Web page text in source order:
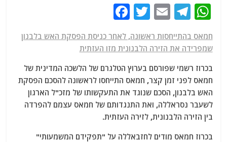
W
at
s
A
p
p
T
e
g
ra
m
E
ai
l
T
w
itt
er
c
e
b
o
o
k
חמאס בהתייחסות ראשונה, לאחר כניסת הפסקת האש בלבנון
שמפרידה את הזירה הלבנונית מזו העזתית
בכרוז רשמי שפורסם בערוץ הטלגרם של הלשכה המדינית של
חמאס לפני זמן קצר, חמאס התייחסו לראשונה להסכם הפסקת
האש בלבנון, הסכם שנוגד את התעקשותו של מזכ"ל הארגון
לשעבר נסראללה, ואת התנגדותם של חמאס עצמם להפרדה
בין הזירה הלבנונית, לזירה העזתית.
בכרוז חמאס מודים לחזבאללה על "תפקידם המשמעותי"